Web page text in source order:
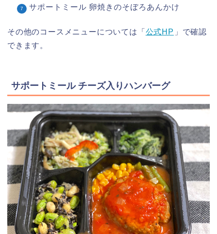
サポートミール 卵焼きのそぼろあんかけ
その他のコースメニューについては「 公式HP 」で確認
できます。
サポートミール チーズ入りハンバーグ